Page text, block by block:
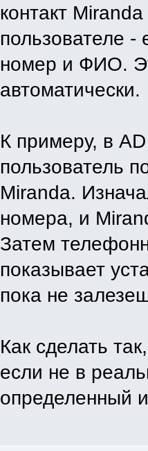
контакт
пользователе -
номер и ФИО.
автоматически.
К примеру, в
пользователь
Miranda.
номера, и
Затем
показывает
пока не
Как сделать
если не в
определенный